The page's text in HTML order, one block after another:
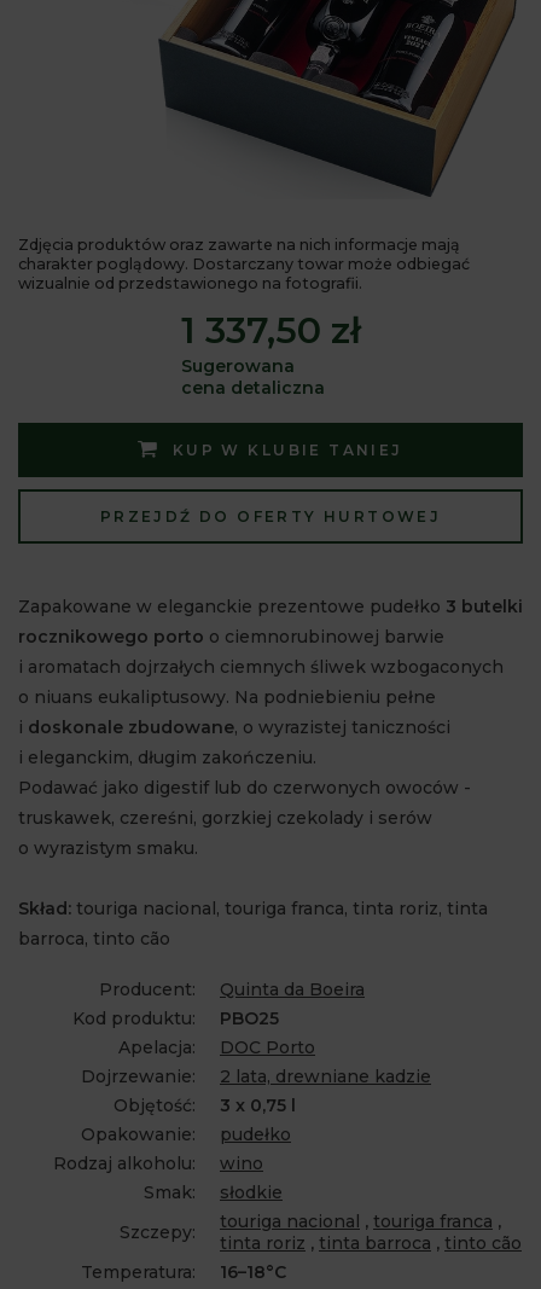
Zdjęcia produktów oraz zawarte na nich informacje mają
charakter poglądowy. Dostarczany towar może odbiegać
wizualnie od przedstawionego na fotografii.
1 337,50 zł
Sugerowana
cena detaliczna
KUP W KLUBIE TANIEJ
PRZEJDŹ DO OFERTY HURTOWEJ
Zapakowane w eleganckie prezentowe pudełko 3 butelki
rocznikowego porto o ciemnorubinowej barwie
i aromatach dojrzałych ciemnych śliwek wzbogaconych
o niuans eukaliptusowy. Na podniebieniu pełne
i doskonale zbudowane, o wyrazistej taniczności
i eleganckim, długim zakończeniu.
Podawać jako digestif lub do czerwonych owoców -
truskawek, czereśni, gorzkiej czekolady i serów
o wyrazistym smaku.
Skład: touriga nacional, touriga franca, tinta roriz, tinta
barroca, tinto cão
Producent:
Quinta da Boeira
Kod produktu:
PBO25
Apelacja:
DOC Porto
Dojrzewanie:
2 lata, drewniane kadzie
Objętość:
3 x 0,75 l
Opakowanie:
pudełko
Rodzaj alkoholu:
wino
Smak:
słodkie
Szczepy:
touriga nacional , touriga franca ,
tinta roriz , tinta barroca , tinto cão
Temperatura:
16–18°C